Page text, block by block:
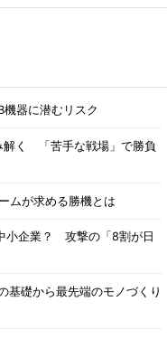
機器に潜むリスク
解く 「苦手な戦場」で勝負
ムが求める勝機とは
小企業？ 攻撃の「8割が日
基礎から最先端のモノづくり